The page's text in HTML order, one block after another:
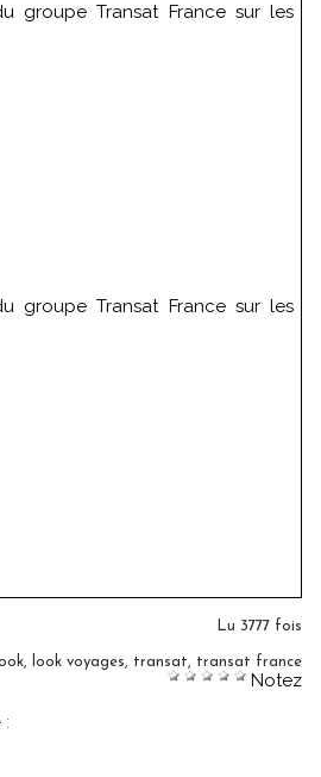
groupe Transat France sur les
Lu 3777 fois
, look voyages, transat, transat france
Notez